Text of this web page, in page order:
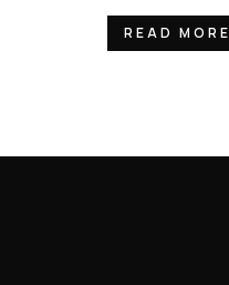
READ MORE